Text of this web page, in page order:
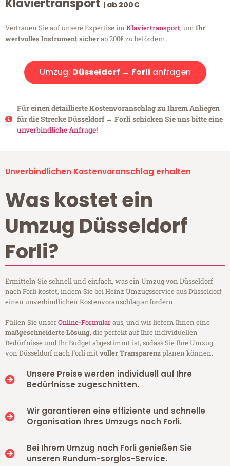
Klaviertransport | ab 200€
Vertrauen Sie auf unsere Expertise im Klaviertransport, um Ihr
wertvolles Instrument sicherab 200€ zu befördern.
Umzug: Düsseldorf → Forli anfragen
Für einen detaillierte Kostenvoranschlag zu Ihrem Anliegen
für die Strecke Düsseldorf → Forli schicken Sie uns bitte eine
unverbindliche Anfrage!
Unverbindlichen Kostenvoranschlag erhalten
Was kostet ein
Umzug Düsseldorf
Forli?
Ermitteln Sie schnell und einfach, was ein Umzug von Düsseldorf
nach Forli kostet, indem Sie bei Heinz Umzugsservice aus Düsseldorf
einen unverbindlichen Kostenvoranschlag anfordern.
Füllen Sie unserOnline-Formularaus, und wir liefern Ihnen eine
maßgeschneiderte Lösung, die perfekt auf Ihre individuellen
Bedürfnisse und Ihr Budget abgestimmt ist, sodass Sie Ihre Umzug
von Düsseldorf nach Forli mitvoller Transparenzplanen können.
Unsere Preise werden individuell auf Ihre
Bedürfnisse zugeschnitten.
Wir garantieren eine effiziente und schnelle
Organisation Ihres Umzugs nach Forli.
Bei Ihrem Umzug nach Forli genießen Sie
unseren Rundum-sorglos-Service.